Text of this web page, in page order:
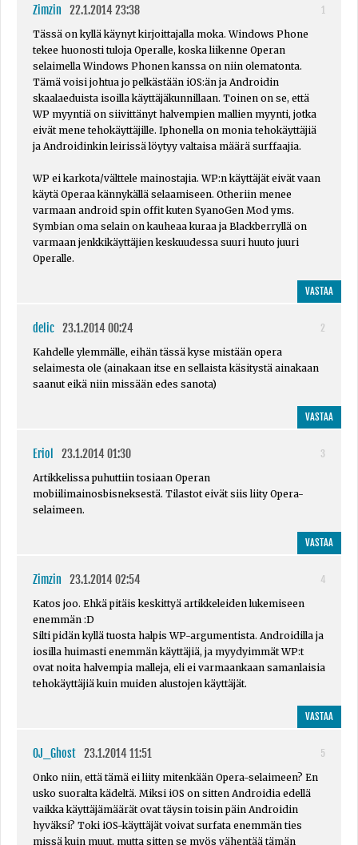
Zimzin 22.1.2014 23:38
1
Tässä on kyllä käynyt kirjoittajalla moka. Windows Phone
tekee huonosti tuloja Operalle, koska liikenne Operan
selaimella Windows Phonen kanssa on niin olematonta.
Tämä voisi johtua jo pelkästään iOS:än ja Androidin
skaalaeduista isoilla käyttäjäkunnillaan. Toinen on se, että
WP myyntiä on siivittänyt halvempien mallien myynti, jotka
eivät mene tehokäyttäjille. Iphonella on monia tehokäyttäjiä
ja Androidinkin leirissä löytyy valtaisa määrä surffaajia.
WP ei karkota/välttele mainostajia. WP:n käyttäjät eivät vaan
käytä Operaa kännykällä selaamiseen. Otheriin menee
varmaan android spin offit kuten SyanoGen Mod yms.
Symbian oma selain on kauheaa kuraa ja Blackberryllä on
varmaan jenkkikäyttäjien keskuudessa suuri huuto juuri
Operalle.
VASTAA
delic 23.1.2014 00:24
2
Kahdelle ylemmälle, eihän tässä kyse mistään opera
selaimesta ole (ainakaan itse en sellaista käsitystä ainakaan
saanut eikä niin missään edes sanota)
VASTAA
Eriol 23.1.2014 01:30
3
Artikkelissa puhuttiin tosiaan Operan
mobiilimainosbisneksestä. Tilastot eivät siis liity Opera-
selaimeen.
VASTAA
Zimzin 23.1.2014 02:54
4
Katos joo. Ehkä pitäis keskittyä artikkeleiden lukemiseen
enemmän :D
Silti pidän kyllä tuosta halpis WP-argumentista. Androidilla ja
iosilla huimasti enemmän käyttäjiä, ja myydyimmät WP:t
ovat noita halvempia malleja, eli ei varmaankaan samanlaisia
tehokäyttäjiä kuin muiden alustojen käyttäjät.
VASTAA
OJ_Ghost 23.1.2014 11:51
5
Onko niin, että tämä ei liity mitenkään Opera-selaimeen? En
usko suoralta kädeltä. Miksi iOS on sitten Androidia edellä
vaikka käyttäjämäärät ovat täysin toisin päin Androidin
hyväksi? Toki iOS-käyttäjät voivat surfata enemmän ties
missä kuin muut, mutta sitten se myös vähentää tämän